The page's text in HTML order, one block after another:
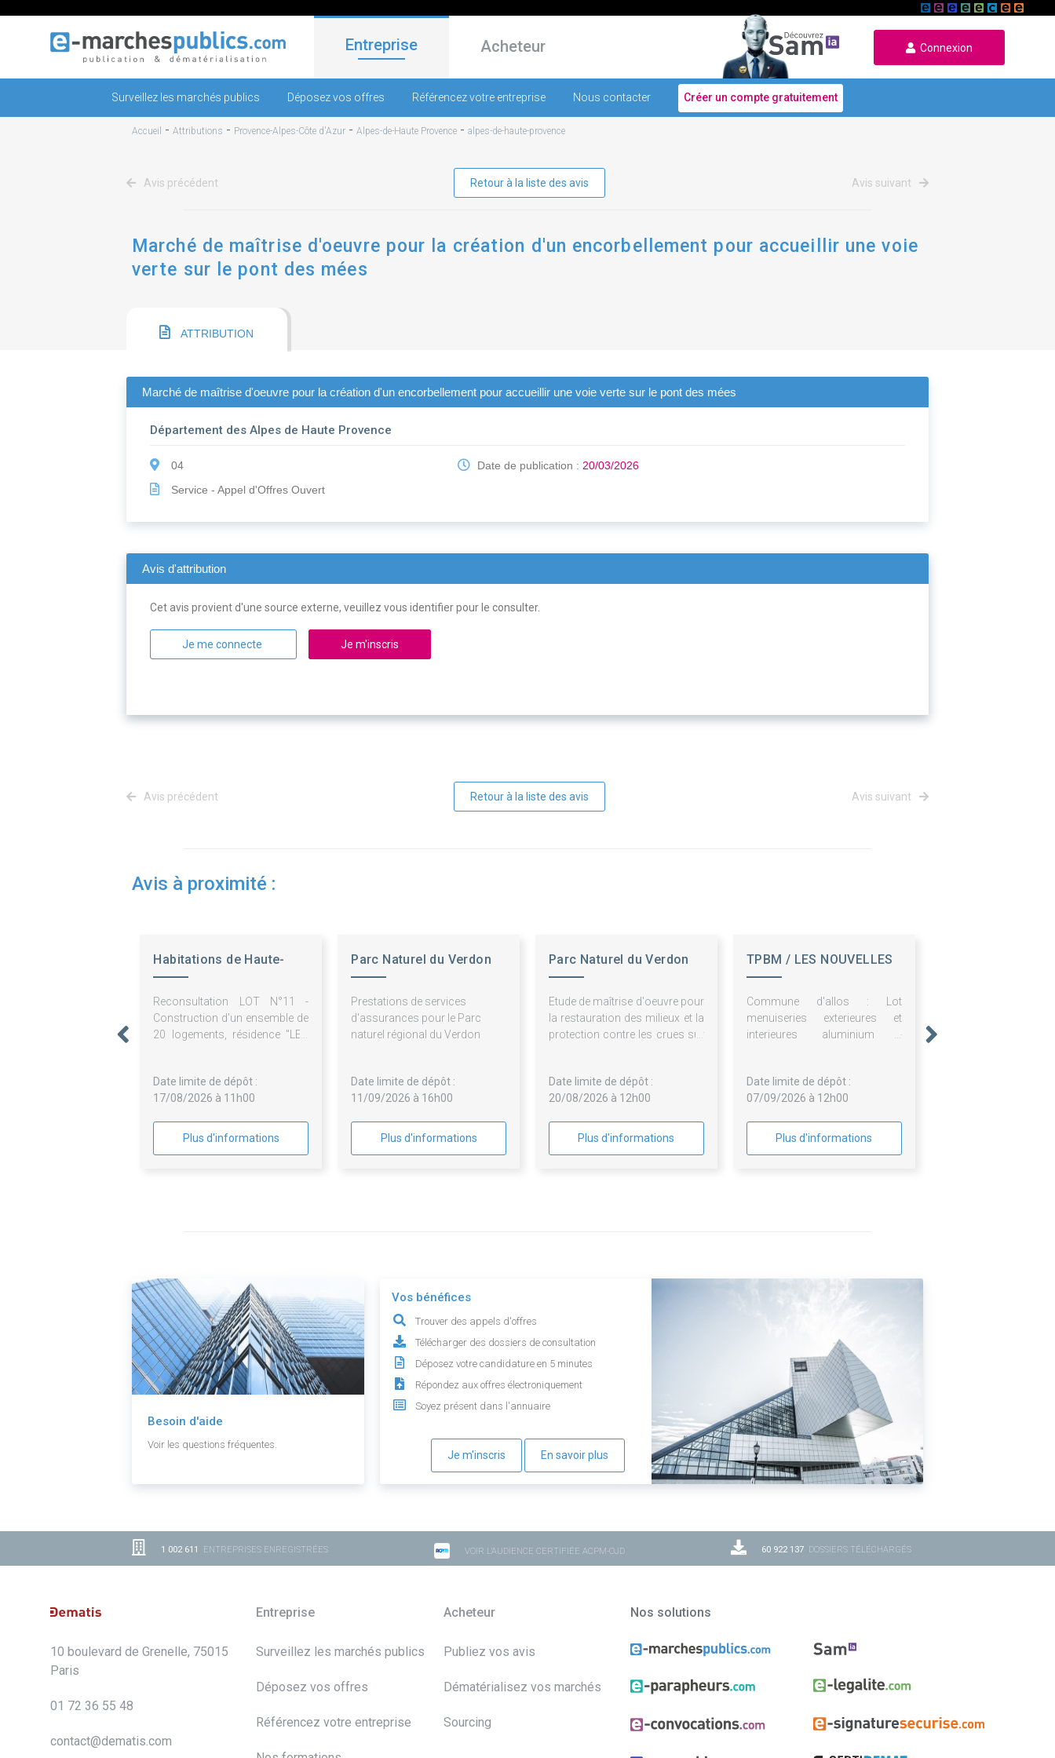
Entreprise Acheteur Connexion
Surveillez les marchés publics Déposez vos offres Référencez votre entreprise Nous contacter Créer un compte gratuitement
Accueil - Attributions - Provence-Alpes-Côte d'Azur - Alpes-de-Haute Provence - alpes-de-haute-provence
Avis précédent Retour à la liste des avis Avis suivant
Marché de maîtrise d'oeuvre pour la création d'un encorbellement pour accueillir une voie
verte sur le pont des mées
ATTRIBUTION
Marché de maîtrise d'oeuvre pour la création d'un encorbellement pour accueillir une voie verte sur le pont des mées
Département des Alpes de Haute Provence
04
Service - Appel d'Offres Ouvert
Date de publication :20/03/2026
Avis d'attribution
Cet avis provient d'une source externe, veuillez vous identifier pour le consulter.
Je me connecte Je m'inscris
Avis précédent Retour à la liste des avis Avis suivant
Avis à proximité :
Habitations de Haute-
Reconsultation LOT N°11 -
Construction d'un ensemble de
20 logements, résidence "LES
Date limite de dépôt :
17/08/2026 à 11h00
Plus d'informations
Parc Naturel du Verdon
Prestations de services
d'assurances pour le Parc
naturel régional du Verdon
Date limite de dépôt :
11/09/2026 à 16h00
Plus d'informations
Parc Naturel du Verdon
Etude de maîtrise d'oeuvre pour
la restauration des milieux et la
protection contre les crues sur
Date limite de dépôt :
20/08/2026 à 12h00
Plus d'informations
TPBM / LES NOUVELLES
Commune d'allos : Lot
menuiseries exterieures et
interieures aluminium -
Date limite de dépôt :
07/09/2026 à 12h00
Plus d'informations
Besoin d'aide
Voir les questions fréquentes.
Vos bénéfices
Trouver des appels d'offres
Télécharger des dossiers de consultation
Déposez votre candidature en 5 minutes
Répondez aux offres électroniquement
Soyez présent dans l'annuaire
Je m'inscris En savoir plus
1 002 611 ENTREPRISES ENREGISTRÉES VOIR L'AUDIENCE CERTIFIÉE ACPM-OJD 60 922 137 DOSSIERS TÉLÉCHARGÉS
10 boulevard de Grenelle, 75015
Paris
01 72 36 55 48
contact@dematis.com
Entreprise
Surveillez les marchés publics
Déposez vos offres
Référencez votre entreprise
Acheteur
Publiez vos avis
Dématérialisez vos marchés
Sourcing
Nos solutions